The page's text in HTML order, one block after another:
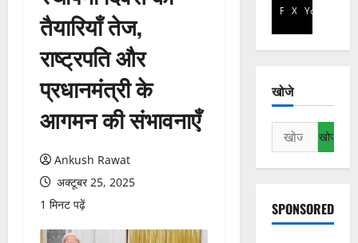
तैयारियाँ तेज,
राष्ट्रपति और
प्रधानमंत्री के
आगमन की संभावनाएँ
Ankush Rawat
अक्टूबर 25, 2025
1 मिनट पढ़ें
Facebook
X YouTube
खोजे
निम्न
को
खोजें:
SPONSORED